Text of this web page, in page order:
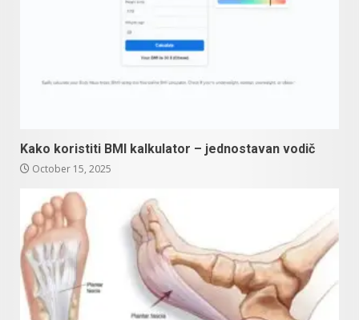
Kako koristiti BMI kalkulator – jednostavan vodič
October 15, 2025